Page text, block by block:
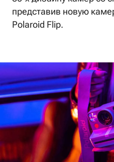
представив новую
Polaroid Flip.